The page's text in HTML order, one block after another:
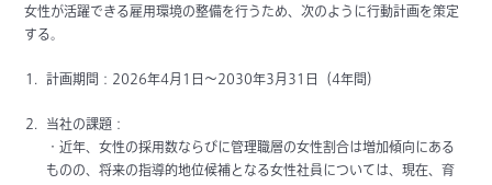
女性が活躍できる雇用環境の整備を行うため、次のように行動計画を策定
する。
計画期間：2026年4月1日～2030年3月31日（4年間）
当社の課題：
・近年、女性の採用数ならびに管理職層の女性割合は増加傾向にある
ものの、将来の指導的地位候補となる女性社員については、現在、育